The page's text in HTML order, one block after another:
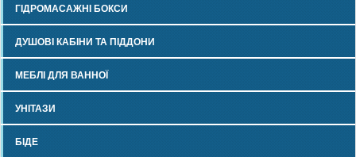
ГІДРОМАСАЖНІ БОКСИ
ДУШОВІ КАБІНИ ТА ПІДДОНИ
МЕБЛІ ДЛЯ ВАННОЇ
УНІТАЗИ
БІДЕ